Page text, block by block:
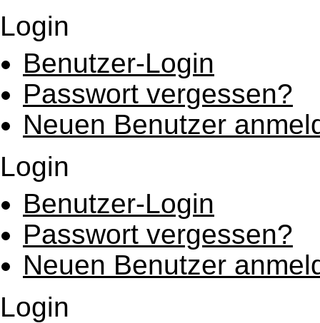
Login
Benutzer-Login
Passwort vergessen?
Neuen Benutzer
Login
Benutzer-Login
Passwort vergessen?
Neuen Benutzer
Login